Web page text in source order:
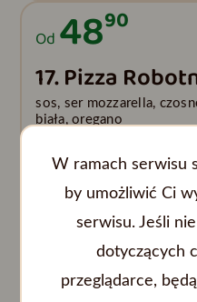
Od 4890
17. Pizza
sos, ser mozzarella,
biała, oregano
5190
18. Pizza
W ramach serwisu
by umożliwić Ci
serwisu. Jeśli
dotyczących
przeglądarce,